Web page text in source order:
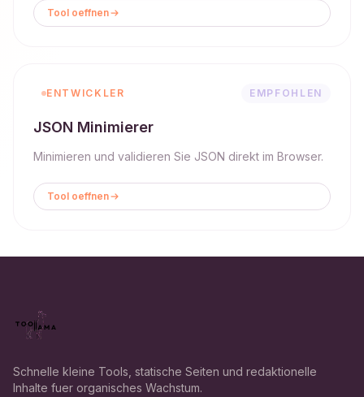
Tool oeffnen
ENTWICKLER EMPFOHLEN
JSON Minimierer
Minimieren und validieren Sie JSON direkt im Browser.
Tool oeffnen
Schnelle kleine Tools, statische Seiten und redaktionelle
Inhalte fuer organisches Wachstum.